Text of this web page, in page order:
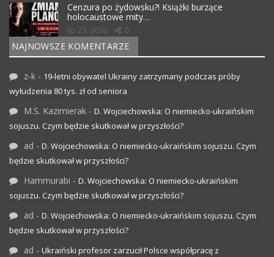
Cenzura po żydowsku?! Książki burzące
holocaustowe mity…
lip 23, 2026 0
NAJNOWSZE KOMENTARZE
z-k - 19-letni obywatel Ukrainy zatrzymany podczas próby
wyłudzenia 80 tys. zł od seniora
M.S. Kazimierak - D. Wojciechowska: O niemiecko-ukraińskim
sojuszu. Czym będzie skutkował w przyszłości?
ad - D. Wojciechowska: O niemiecko-ukraińskim sojuszu. Czym
będzie skutkował w przyszłości?
Hammurabi - D. Wojciechowska: O niemiecko-ukraińskim
sojuszu. Czym będzie skutkował w przyszłości?
ad - D. Wojciechowska: O niemiecko-ukraińskim sojuszu. Czym
będzie skutkował w przyszłości?
ad - Ukraiński profesor zarzucił Polsce współpracę z